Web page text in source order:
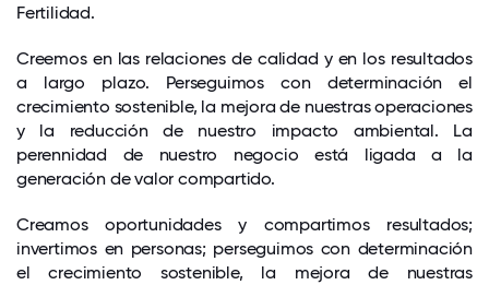
Fertilidad.
Creemos en las relaciones de calidad y en los resultados
a largo plazo. Perseguimos con determinación el
crecimiento sostenible, la mejora de nuestras operaciones
y la reducción de nuestro impacto ambiental. La
perennidad de nuestro negocio está ligada a la
generación de valor compartido.
Creamos oportunidades y compartimos resultados;
invertimos en personas; perseguimos con determinación
el crecimiento sostenible, la mejora de nuestras